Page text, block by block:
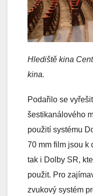
Hlediště kina
kina.
Podařilo se
šestikanálového
použití systému
70 mm film jsou k
tak i Dolby SR,
použit. Pro
zvukový systém